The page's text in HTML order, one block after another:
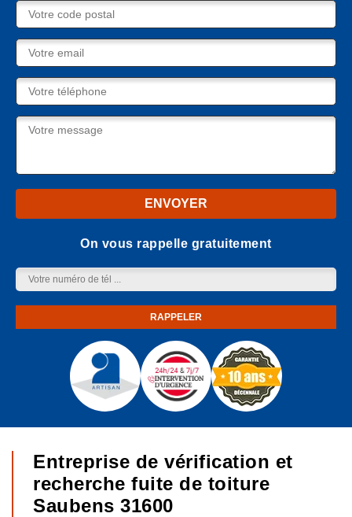
On vous rappelle gratuitement
Entreprise de vérification et
recherche fuite de toiture
Saubens 31600